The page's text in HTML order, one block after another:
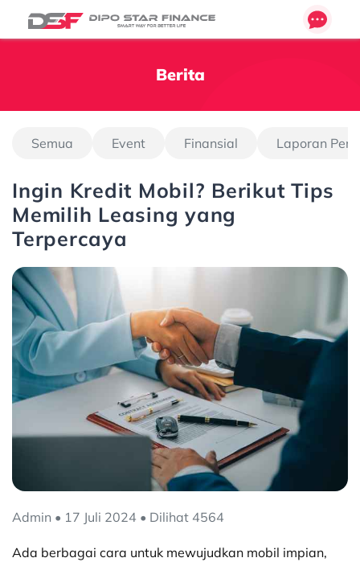
Berita
Semua Event Finansial Laporan
Ingin Kredit Mobil? Berikut Tips
Memilih Leasing yang
Terpercaya
Admin • 17 Juli 2024 • Dilihat 4564
Ada berbagai cara untuk mewujudkan mobil impian,